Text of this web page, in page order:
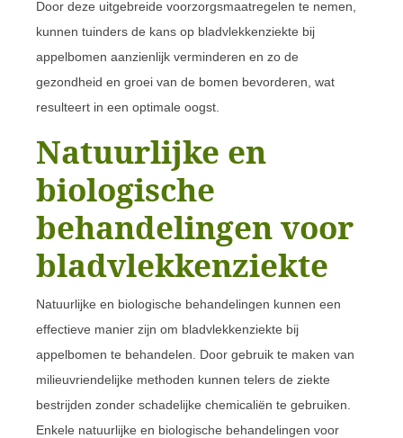
Door deze uitgebreide voorzorgsmaatregelen te nemen,
kunnen tuinders de kans op bladvlekkenziekte bij
appelbomen aanzienlijk verminderen en zo de
gezondheid en groei van de bomen bevorderen, wat
resulteert in een optimale oogst.
Natuurlijke en
biologische
behandelingen voor
bladvlekkenziekte
Natuurlijke en biologische behandelingen kunnen een
effectieve manier zijn om bladvlekkenziekte bij
appelbomen te behandelen. Door gebruik te maken van
milieuvriendelijke methoden kunnen telers de ziekte
bestrijden zonder schadelijke chemicaliën te gebruiken.
Enkele natuurlijke en biologische behandelingen voor